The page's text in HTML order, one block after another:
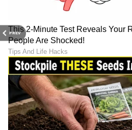
PREV